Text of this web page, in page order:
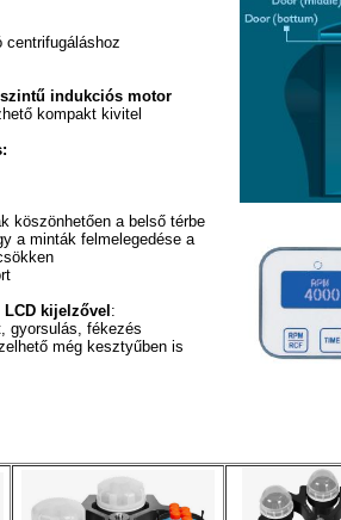
centrifugáláshoz
indukciós motor
kompakt kivitel
köszönhetően a belső térbe
a minták felmelegedése a
kijelzővel :
gyorsulás, fékezés
még kesztyűben is